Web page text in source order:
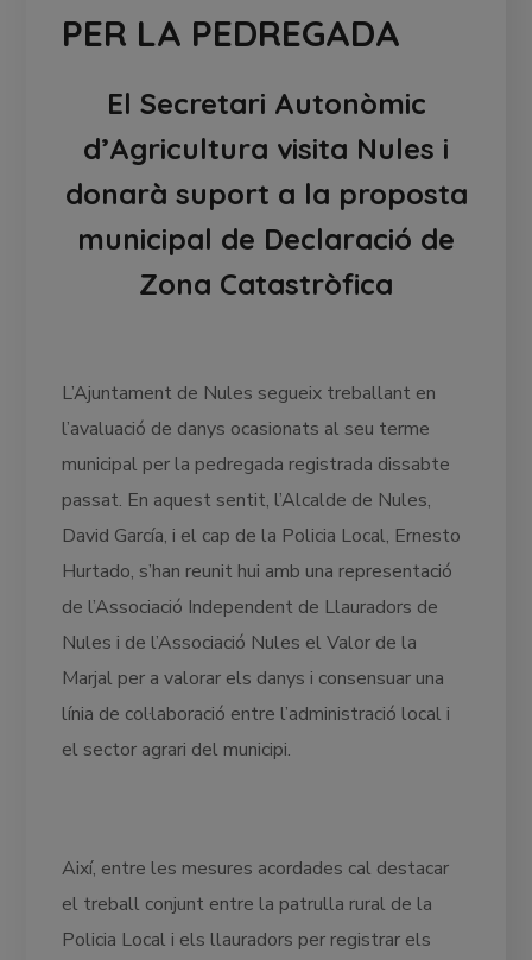
PER LA PEDREGADA
El Secretari Autonòmic
d’Agricultura visita Nules i
donarà suport a la proposta
municipal de Declaració de
Zona Catastròfica
L’Ajuntament de Nules segueix treballant en
l’avaluació de danys ocasionats al seu terme
municipal per la pedregada registrada dissabte
passat. En aquest sentit, l’Alcalde de Nules,
David García, i el cap de la Policia Local, Ernesto
Hurtado, s’han reunit hui amb una representació
de l’Associació Independent de Llauradors de
Nules i de l’Associació Nules el Valor de la
Marjal per a valorar els danys i consensuar una
línia de col·laboració entre l’administració local i
el sector agrari del municipi.
Així, entre les mesures acordades cal destacar
el treball conjunt entre la patrulla rural de la
Policia Local i els llauradors per registrar els